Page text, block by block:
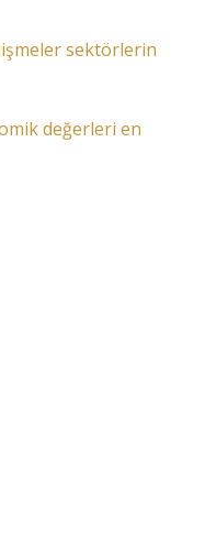
sektörlerin
değerleri en